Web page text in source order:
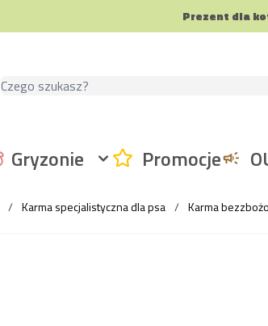
Prezent dla
Szukaj
Gryzonie Promocje
/ Karma specjalistyczna dla psa / Karma